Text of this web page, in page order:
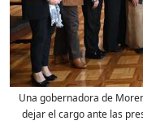
Una gobernadora de
dejar el cargo ante las